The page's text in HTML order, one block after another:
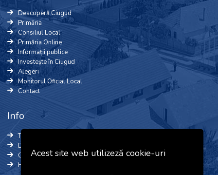
Descoperă Ciugud
Primăria
Consiliul Local
Primăria Online
Informații publice
Investește în Ciugud
Alegeri
Monitorul Oficial Local
Contact
Info
Termeni și Condiții
Date cu caracter personal
Cookie-uri
Harta site
Acest site web utilizeză cookie-uri